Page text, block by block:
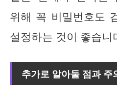
위해 꼭 비밀번호도
설정하는 것이 좋습니
추가로 알아둘 점과 주